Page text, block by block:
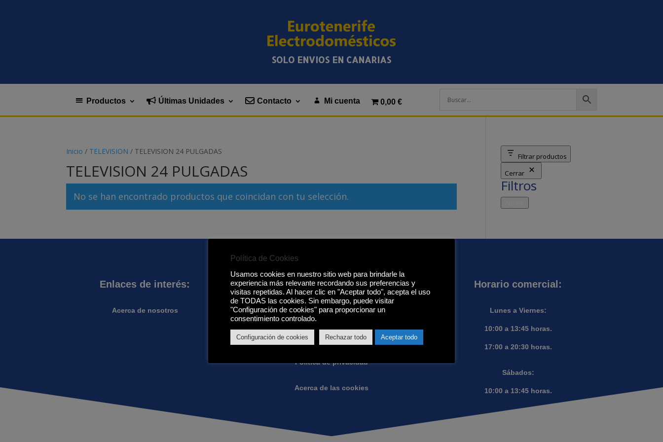
SOLO ENVIOS EN CANARIAS
Productos Últimas Unidades Contacto Mi cuenta 0,00 €
Inicio / TELEVISION / TELEVISION 24 PULGADAS
TELEVISION 24 PULGADAS
No se han encontrado productos que coincidan con tu selección.
Filtrar productos
Cerrar
Filtros
Enlaces de interés:
Acerca de nosotros
Condiciones de Eurotenerife:
Condiciones generales
Garantias
Política de privacidad
Acerca de las cookies
Horario comercial:
Lunes a Viernes:
10:00 a 13:45 horas.
17:00 a 20:30 horas.
Sábados:
10:00 a 13:45 horas.
Política de Cookies
Usamos cookies en nuestro sitio web para brindarle la
experiencia más relevante recordando sus preferencias y
visitas repetidas. Al hacer clic en "Aceptar todo", acepta el uso
de TODAS las cookies. Sin embargo, puede visitar
"Configuración de cookies" para proporcionar un
consentimiento controlado.
Configuración de cookies Rechazar todo Aceptar todo